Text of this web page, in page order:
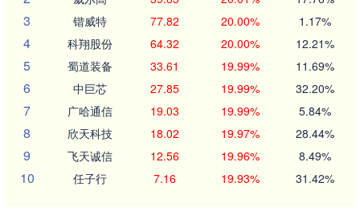
3 锴威特 77.82 20.00% 1.17%
4 科翔股份 64.32 20.00% 12.21%
5 蜀道装备 33.61 19.99% 11.69%
6 中巨芯 27.85 19.99% 32.20%
7 广哈通信 19.03 19.99% 5.84%
8 欣天科技 18.02 19.97% 28.44%
9 飞天诚信 12.56 19.96% 8.49%
10 任子行 7.16 19.93% 31.42%